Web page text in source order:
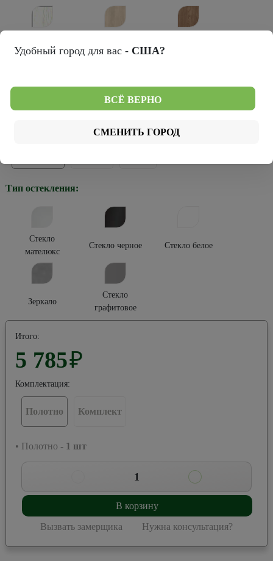
Кедр снежный
мокко
Темный
Тип остекления:
Стекло
мателюкс
Стекло черное Стекло белое
Зеркало
Стекло
графитовое
Итого:
5 785₽
Комплектация:
Полотно Комплект
• Полотно - 1 шт
1
В корзину
Вызвать замерщика Нужна консультация?
Удобный город для вас - США?
ВСЁ ВЕРНО
СМЕНИТЬ ГОРОД